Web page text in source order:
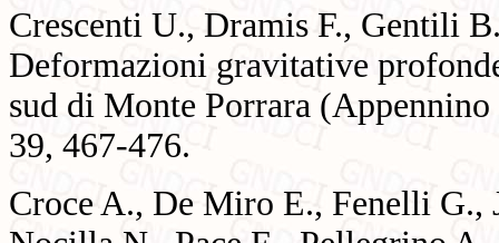
Crescenti U., Dramis F., Gentili
Deformazioni gravitative
sud di Monte Porrara
39, 467-476.
Croce A., De Miro E., Fenelli